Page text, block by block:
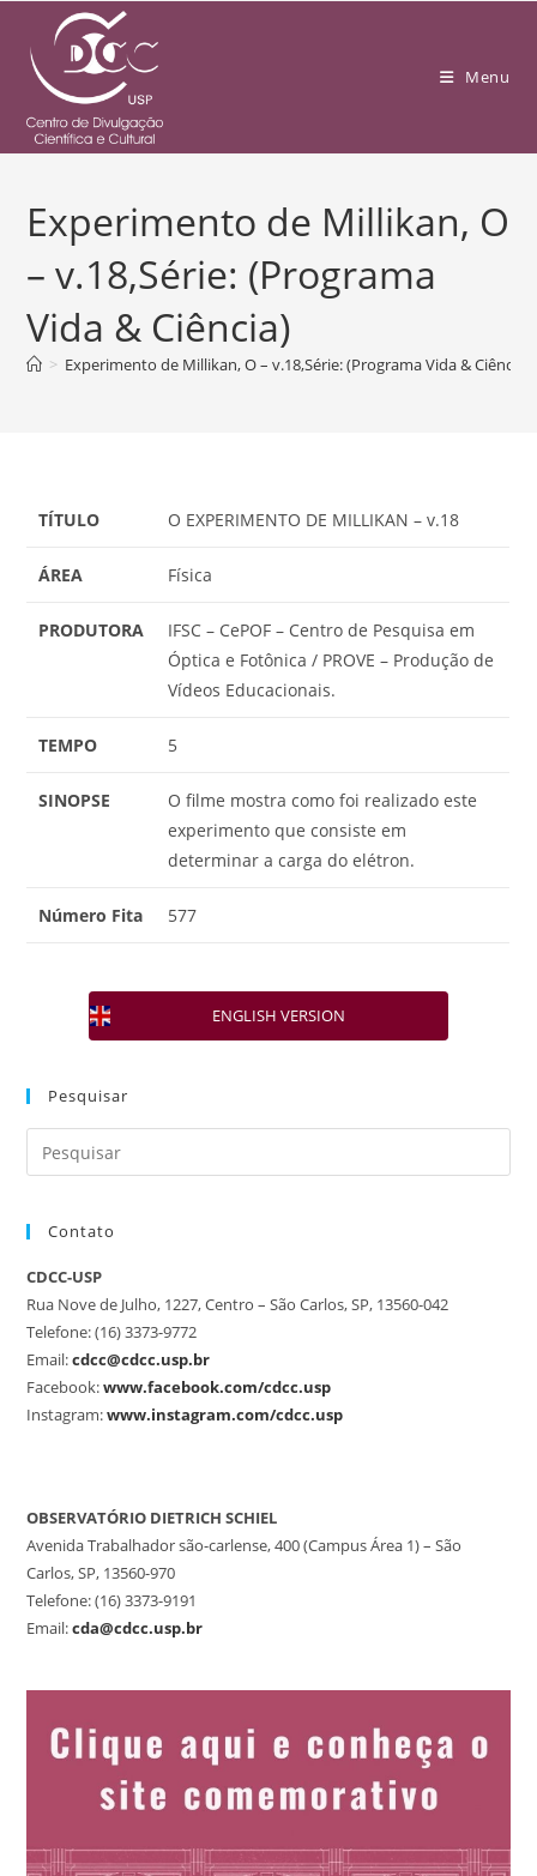
Menu
Experimento de Millikan, O
– v.18,Série: (Programa
Vida & Ciência)
> Experimento de Millikan, O – v.18,Série: (Programa Vida & Ciência)
TÍTULO O EXPERIMENTO DE MILLIKAN – v.18
ÁREA Física
PRODUTORA
IFSC – CePOF – Centro de Pesquisa em
Óptica e Fotônica / PROVE – Produção de
Vídeos Educacionais.
TEMPO 5
SINOPSE
O filme mostra como foi realizado este
experimento que consiste em
determinar a carga do elétron.
Número Fita 577
ENGLISH VERSION
Pesquisar
Contato
CDCC-USP
Rua Nove de Julho, 1227, Centro – São Carlos, SP, 13560-042
Telefone: (16) 3373-9772
Email:cdcc@cdcc.usp.br
Facebook:www.facebook.com/cdcc.usp
Instagram:www.instagram.com/cdcc.usp
OBSERVATÓRIO DIETRICH SCHIEL
Avenida Trabalhador são-carlense, 400 (Campus Área 1) – São
Carlos, SP, 13560-970
Telefone: (16) 3373-9191
Email:cda@cdcc.usp.br